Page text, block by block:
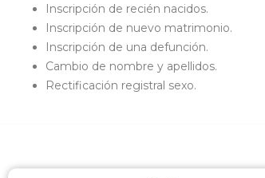
Inscripción de recién nacidos.
Inscripción de nuevo matrimonio.
Inscripción de una defunción.
Cambio de nombre y apellidos.
Rectificación registral sexo.